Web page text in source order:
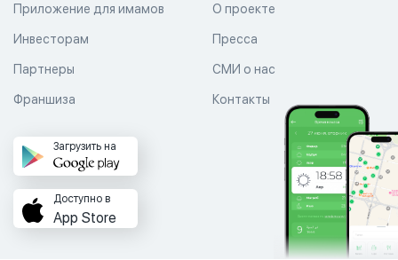
Приложение для имамов О проекте
Пресса
СМИ о нас
Контакты
Инвесторам
Партнеры
Франшиза
Загрузить на
Доступно в
App Store